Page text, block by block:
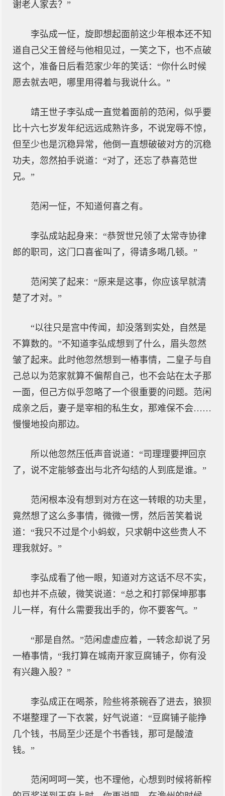
谢老人家去？”
李弘成一怔，旋即想起面前这少年根本还不知
道自己父王曾经与他相见过，一笑之下，也不点破
这个，准备日后看范家少年的笑话：“你什么时候
愿去就去吧，哪里用得着与我说什么。”
靖王世子李弘成一直觉着面前的范闲，似乎要
比十六七岁发年纪远远成熟许多，不说宠辱不惊，
但至少也是沉稳异常，他倒一直想破破对方的沉稳
功夫，忽然拍手说道：“对了，还忘了恭喜范世
兄。”
范闲一怔，不知道何喜之有。
李弘成站起身来：“恭贺世兄领了太常寺协律
郎的职司，这门口喜雀叫了，得请多喝几顿。”
范闲笑了起来：“原来是这事，你应该早就清
楚了才对。”
“以往只是宫中传闻，却没落到实处，自然是
不算数的。”不知道李弘成想到了什么，眉头忽然
皱了起来。此时他忽然想到一樁事情，二皇子与自
己总以为范家就算不偏帮自己，也不会站在太子那
一面，但己方似乎忽略了一个很重要的问题。范闲
成亲之后，妻子是宰相的私生女，那难保不会……
慢慢地投向那边。
所以他忽然压低声音说道：“司理理要押回京
了，说不定能够查出与北齐勾结的人到底是谁。”
范闲根本没有想到对方在这一转眼的功夫里，
竟然想了这么多事情，微微一愣，然后苦笑着说
道：“我只不过是个小蚂蚁，只求朝中这些贵人不
理我就好。”
李弘成看了他一眼，知道对方这话不尽不实，
却也并不点破，微笑说道：“总之和打郭保坤那事
儿一样，有什么需要我出手的，你不要客气。”
“那是自然。”范闲虚虚应着，一转念却说了另
一樁事情，“我打算在城南开家豆腐铺子，你有没
有兴趣入股？”
李弘成正在喝茶，险些将茶碗吞了进去，狼狈
不堪整理了一下衣裳，好气说道：“豆腐铺子能挣
几个钱，书局至少还是个书香钱，那可是酸渣
钱。”
范闲呵呵一笑，也不理他，心想到时候将新榨